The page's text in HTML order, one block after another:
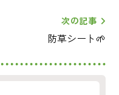
次の記事
防草シート🌱